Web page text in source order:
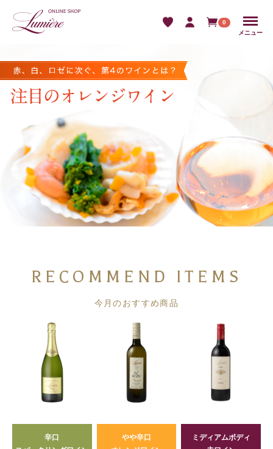
0
メニュー
RECOMMEND ITEMS
今月のおすすめ商品
辛口
やや辛口
ミディアムボディ